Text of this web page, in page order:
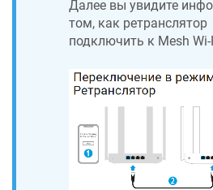
Далее вы увидите
том, как ретранслятор
подключить к Mesh Wi-